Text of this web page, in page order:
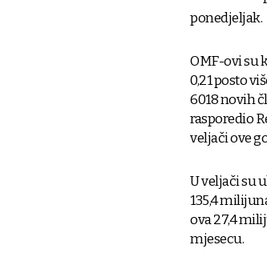
ponedjeljak.
OMF-ovi su
0,21 posto
6018 novih
rasporedio
veljači ove
U veljači su
135,4
ova 27,4
mjesecu.